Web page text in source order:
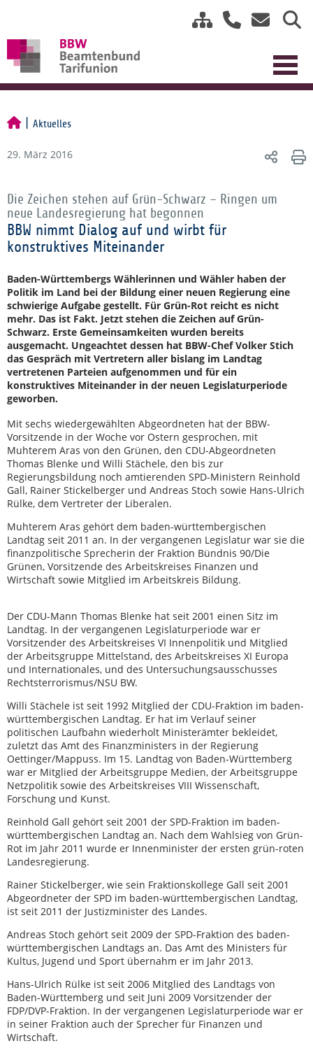
Aktuelles
29. März 2016
Die Zeichen stehen auf Grün-Schwarz – Ringen um
neue Landesregierung hat begonnen
BBW nimmt Dialog auf und wirbt für
konstruktives Miteinander
Baden-Württembergs Wählerinnen und Wähler haben der
Politik im Land bei der Bildung einer neuen Regierung eine
schwierige Aufgabe gestellt. Für Grün-Rot reicht es nicht
mehr. Das ist Fakt. Jetzt stehen die Zeichen auf Grün-
Schwarz. Erste Gemeinsamkeiten wurden bereits
ausgemacht. Ungeachtet dessen hat BBW-Chef Volker Stich
das Gespräch mit Vertretern aller bislang im Landtag
vertretenen Parteien aufgenommen und für ein
konstruktives Miteinander in der neuen Legislaturperiode
geworben.
Mit sechs wiedergewählten Abgeordneten hat der BBW-
Vorsitzende in der Woche vor Ostern gesprochen, mit
Muhterem Aras von den Grünen, den CDU-Abgeordneten
Thomas Blenke und Willi Stächele, den bis zur
Regierungsbildung noch amtierenden SPD-Ministern Reinhold
Gall, Rainer Stickelberger und Andreas Stoch sowie Hans-Ulrich
Rülke, dem Vertreter der Liberalen.
Muhterem Aras gehört dem baden-württembergischen
Landtag seit 2011 an. In der vergangenen Legislatur war sie die
finanzpolitische Sprecherin der Fraktion Bündnis 90/Die
Grünen, Vorsitzende des Arbeitskreises Finanzen und
Wirtschaft sowie Mitglied im Arbeitskreis Bildung.
Der CDU-Mann Thomas Blenke hat seit 2001 einen Sitz im
Landtag. In der vergangenen Legislaturperiode war er
Vorsitzender des Arbeitskreises VI Innenpolitik und Mitglied
der Arbeitsgruppe Mittelstand, des Arbeitskreises XI Europa
und Internationales, und des Untersuchungsausschusses
Rechtsterrorismus/NSU BW.
Willi Stächele ist seit 1992 Mitglied der CDU-Fraktion im baden-
württembergischen Landtag. Er hat im Verlauf seiner
politischen Laufbahn wiederholt Ministerämter bekleidet,
zuletzt das Amt des Finanzministers in der Regierung
Oettinger/Mappuss. Im 15. Landtag von Baden-Württemberg
war er Mitglied der Arbeitsgruppe Medien, der Arbeitsgruppe
Netzpolitik sowie des Arbeitskreises VIII Wissenschaft,
Forschung und Kunst.
Reinhold Gall gehört seit 2001 der SPD-Fraktion im baden-
württembergischen Landtag an. Nach dem Wahlsieg von Grün-
Rot im Jahr 2011 wurde er Innenminister der ersten grün-roten
Landesregierung.
Rainer Stickelberger, wie sein Fraktionskollege Gall seit 2001
Abgeordneter der SPD im baden-württembergischen Landtag,
ist seit 2011 der Justizminister des Landes.
Andreas Stoch gehört seit 2009 der SPD-Fraktion des baden-
württembergischen Landtags an. Das Amt des Ministers für
Kultus, Jugend und Sport übernahm er im Jahr 2013.
Hans-Ulrich Rülke ist seit 2006 Mitglied des Landtags von
Baden-Württemberg und seit Juni 2009 Vorsitzender der
FDP/DVP-Fraktion. In der vergangenen Legislaturperiode war er
in seiner Fraktion auch der Sprecher für Finanzen und
Wirtschaft.